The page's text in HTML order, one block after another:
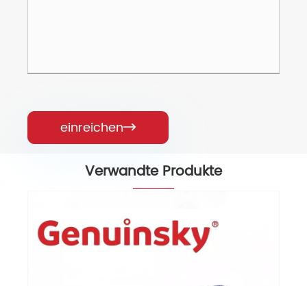
einreichen
Verwandte Produkte